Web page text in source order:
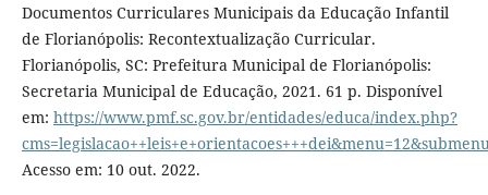
Documentos Curriculares Municipais da Educação Infantil
de Florianópolis: Recontextualização Curricular.
Florianópolis, SC: Prefeitura Municipal de Florianópolis:
Secretaria Municipal de Educação, 2021. 61 p. Disponível
em: https://www.pmf.sc.gov.br/entidades/educa/index.php?
Acesso em: 10 out. 2022.